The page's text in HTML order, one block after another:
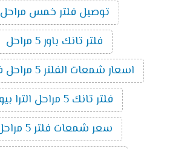
توصيل فلتر خمس مراحل
فلتر تانك باور 5 مراحل
اسعار شمعات الفلتر 5 مراحل فريش
فلتر تانك 5 مراحل الترا بيور
سعر شمعات فلتر 5 مراحل